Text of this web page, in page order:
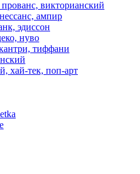
викторианский
ампир
эдиссон
нуво
тиффани
хай-тек, поп-арт